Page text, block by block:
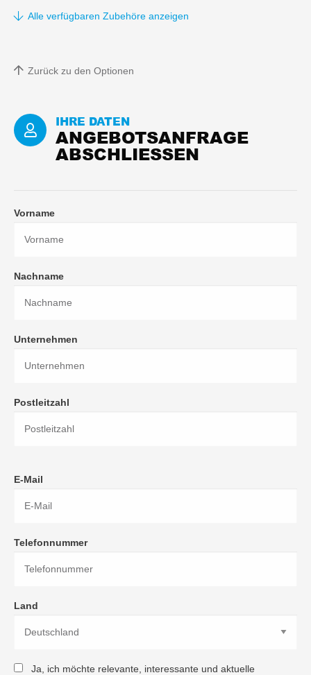
Alle verfügbaren Zubehöre anzeigen
Zurück zu den Optionen
ANGEBOTSANFRAGE
ABSCHLIESSEN
IHRE DATEN
Vorname
Nachname
Unternehmen
Postleitzahl
E-Mail
Telefonnummer
Land
Ja, ich möchte relevante, interessante und aktuelle